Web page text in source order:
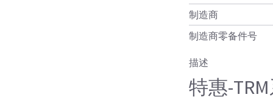
制造商
制造商零备件号
描述
特惠-